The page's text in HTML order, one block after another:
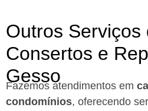
Outros Serviços
Consertos e
Gesso
Fazemos atendimentos em
condomínios, oferecendo